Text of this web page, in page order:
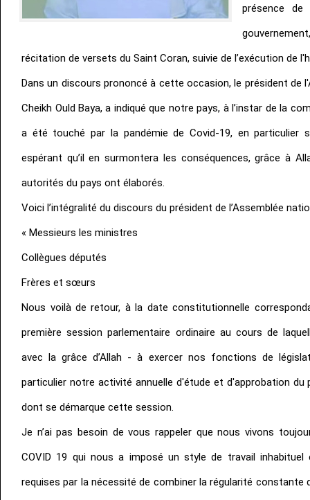
présence de
récitation de versets du Saint Coran, suivie de l’exécution de
Dans un discours prononcé à cette occasion, le président de
Cheikh Ould Baya, a indiqué que notre pays, à l’instar de la
a été touché par la pandémie de Covid-19, en particulier
espérant qu’il en surmontera les conséquences, grâce à
autorités du pays ont élaborés.
Voici l’intégralité du discours du président de l’Assemblée
« Messieurs les ministres
Collègues députés
Frères et sœurs
Nous voilà de retour, à la date constitutionnelle
première session parlementaire ordinaire au cours de
avec la grâce d’Allah - à exercer nos fonctions de
particulier notre activité annuelle d'étude et d'approbation du
dont se démarque cette session.
Je n’ai pas besoin de vous rappeler que nous vivons
COVID 19 qui nous a imposé un style de travail inhabituel
requises par la nécessité de combiner la régularité